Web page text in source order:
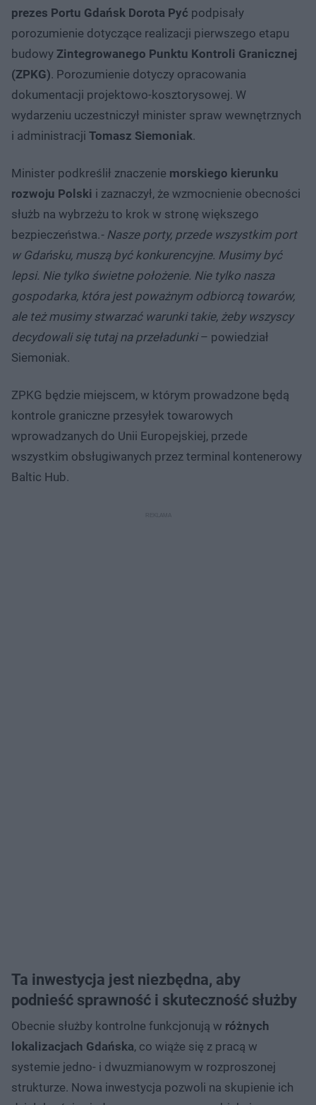
prezes Portu Gdańsk Dorota Pyć podpisały
porozumienie dotyczące realizacji pierwszego etapu
budowy Zintegrowanego Punktu Kontroli Granicznej
(ZPKG). Porozumienie dotyczy opracowania
dokumentacji projektowo-kosztorysowej. W
wydarzeniu uczestniczył minister spraw wewnętrznych
i administracji Tomasz Siemoniak.
Minister podkreślił znaczenie morskiego kierunku
rozwoju Polski i zaznaczył, że wzmocnienie obecności
służb na wybrzeżu to krok w stronę większego
bezpieczeństwa.- Nasze porty, przede wszystkim port
w Gdańsku, muszą być konkurencyjne. Musimy być
lepsi. Nie tylko świetne położenie. Nie tylko nasza
gospodarka, która jest poważnym odbiorcą towarów,
ale też musimy stwarzać warunki takie, żeby wszyscy
decydowali się tutaj na przeładunki– powiedział
Siemoniak.
ZPKG będzie miejscem, w którym prowadzone będą
kontrole graniczne przesyłek towarowych
wprowadzanych do Unii Europejskiej, przede
wszystkim obsługiwanych przez terminal kontenerowy
Baltic Hub.
Ta inwestycja jest niezbędna, aby
podnieść sprawność i skuteczność służby
Obecnie służby kontrolne funkcjonują w różnych
lokalizacjach Gdańska, co wiąże się z pracą w
systemie jedno- i dwuzmianowym w rozproszonej
strukturze. Nowa inwestycja pozwoli na skupienie ich